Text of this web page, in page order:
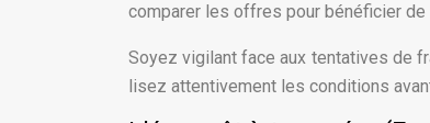
comparer les offres pour bénéficier
Soyez vigilant face aux tentatives de
lisez attentivement les conditions